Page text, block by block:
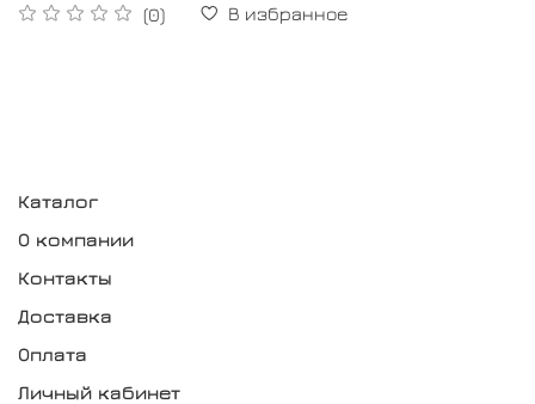
(0) В избранное
Каталог
О компании
Контакты
Доставка
Оплата
Личный кабинет